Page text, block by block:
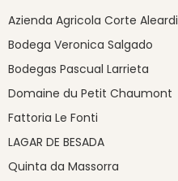
Azienda Agricola Corte Aleardi
Bodega Veronica Salgado
Bodegas Pascual Larrieta
Domaine du Petit Chaumont
Fattoria Le Fonti
LAGAR DE BESADA
Quinta da Massorra